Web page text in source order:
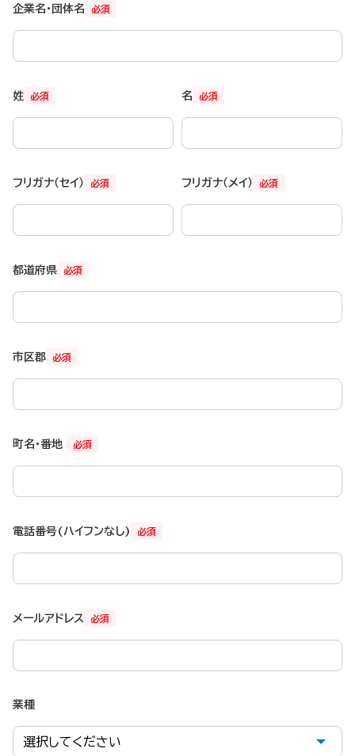
必須
企業名・団体名
必須
姓 必須
名
必須
フリガナ（セイ） 必須
フリガナ（メイ）
必須
都道府県
必須
市区郡
必須
町名・番地
必須
電話番号(ハイフンなし)
必須
メールアドレス
業種